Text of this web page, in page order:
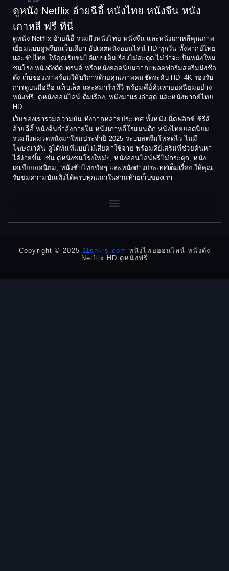
Comedy ตลก
Coming-of-age ชีวิตวัยรุ่น
Crime อาชญากรรม
Crime อาชญากรรม
Culture
Dance เต้น
Dark Comedy ตลกร้าย
DC
Detective สืบสวน
1992
1991
1990
1988
1987
1986
1985
1984
1983
1982
1981
1980
1978
1974
1973
1972
1971
1970
1969
1968
1964
ดูหนัง Netflix อ้ายฉีอี้ หนังไทย หนังจีน หนัง
เกาหลี ฟรี ที่นี่
ดูหนัง Netflix อ้ายฉีอี้ รวมถึงหนังไทย หนังจีน และหนังเกาหลีคุณภาพ
เยี่ยมแบบดูฟรีบนเว็บเดียว อัปเดตหนังออนไลน์ HD ทุกวัน ทั้งพากย์ไทย
และซับไทย ให้คุณรับชมได้แบบเต็มเรื่องไม่สะดุด ไม่ว่าจะเป็นหนังใหม่
ชนโรง หนังดังติดเทรนด์ หรือหนังยอดนิยมจากแพลตฟอร์มสตรีมมิงชื่อ
ดัง เว็บของเราพร้อมให้บริการด้วยคุณภาพคมชัดระดับ HD–4K รองรับ
การดูบนมือถือ แท็บเล็ต และสมาร์ททีวี พร้อมคีย์ค้นหายอดนิยมอย่าง
หนังฟรี, ดูหนังออนไลน์เต็มเรื่อง, หนังมาแรงล่าสุด และหนังพากย์ไทย
HD
เว็บของเรารวมความบันเทิงจากหลายประเทศ ทั้งหนังเน็ตฟลิกซ์ ซีรีส์
อ้ายฉีอี้ หนังจีนกำลังภายใน หนังเกาหลีโรแมนติก หนังไทยยอดนิยม
รวมถึงหมวดหนังมาใหม่ประจำปี 2025 ระบบสตรีมโหลดไว ไม่มี
โฆษณาคั่น ดูได้ทันทีแบบไม่เสียค่าใช้จ่าย พร้อมคีย์เสริมที่ช่วยค้นหา
ได้ง่ายขึ้น เช่น ดูหนังชนโรงใหม่ๆ, หนังออนไลน์ฟรีไม่กระตุก, หนัง
เอเชียยอดนิยม, หนังซับไทยชัดๆ และหนังต่างประเทศเต็มเรื่อง ให้คุณ
รับชมความบันเทิงได้ครบทุกแนวในส่วนท้ายเว็บของเรา
Copyright © 2025 11snkrs.com หนังไทยออนไลน์ หนังดัง
Netflix HD ดูหนังฟรี